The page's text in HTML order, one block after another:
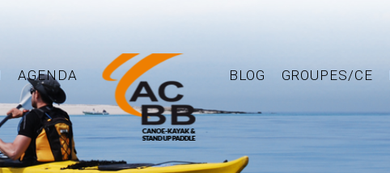
AGENDA BLOG GROUPES/CE